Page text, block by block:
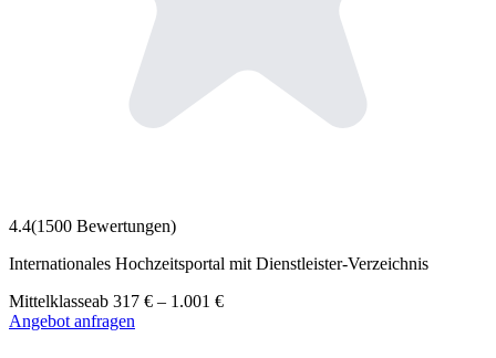
4.4(1500 Bewertungen)
Internationales Hochzeitsportal mit Dienstleister-Verzeichnis
Mittelklasseab 317 € – 1.001 €
Angebot anfragen